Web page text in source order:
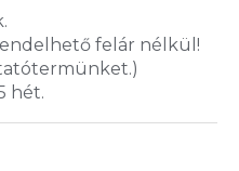
felár nélkül!
hét.